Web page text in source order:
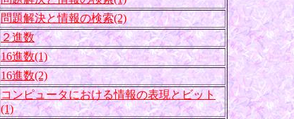
問題解決と情報の検索(2)
２進数
16進数(1)
16進数(2)
コンピュータにおける情報の表現とビット
(1)